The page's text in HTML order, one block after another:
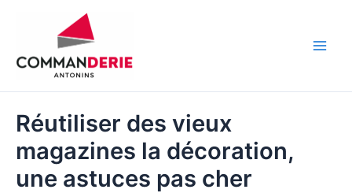
Réutiliser des vieux
magazines la décoration,
une astuces pas cher